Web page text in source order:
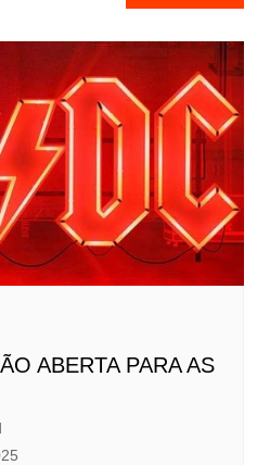
ABERTA PARA AS